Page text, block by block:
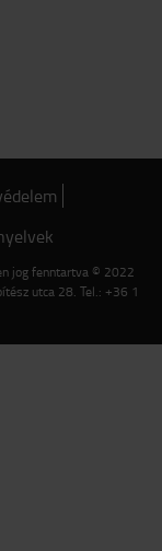
jog fenntartva © 2022
utca 28. Tel.: +36 1